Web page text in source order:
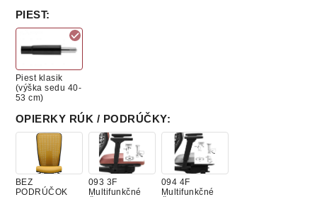
PIEST:
Piest klasik
(výška sedu 40-
53 cm)
OPIERKY RÚK / PODRÚČKY:
BEZ
PODRÚČOK
093 3F
Multifunkčné
094 4F
Multifunkčné